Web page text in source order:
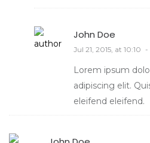
John Doe
Jul 21, 2015, at 10:10 -
Lorem ipsum
adipiscing elit.
eleifend eleifend.